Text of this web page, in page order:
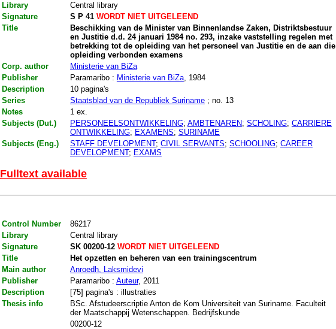
Library
Central library
Signature
S P 41WORDT NIET UITGELEEND
Title
Beschikking van de Minister van Binnenlandse Zaken, Distriktsbestuur
en Justitie d.d. 24 januari 1984 no. 293, inzake vaststelling regelen met
betrekking tot de opleiding van het personeel van Justitie en de aan die
opleiding verbonden examens
Corp. author
Ministerie van BiZa
Publisher
Paramaribo : Ministerie van BiZa, 1984
Description
10 pagina's
Series
Staatsblad van de Republiek Suriname; no. 13
Notes
1 ex.
Subjects (Dut.)
PERSONEELSONTWIKKELING; AMBTENAREN; SCHOLING; CARRIERE
ONTWIKKELING; EXAMENS; SURINAME
Subjects (Eng.)
STAFF DEVELOPMENT; CIVIL SERVANTS; SCHOOLING; CAREER
DEVELOPMENT; EXAMS
Fulltext available
Control Number
86217
Library
Central library
Signature
SK 00200-12WORDT NIET UITGELEEND
Title
Het opzetten en beheren van een trainingscentrum
Main author
Anroedh, Laksmidevi
Publisher
Paramaribo : Auteur, 2011
Description
[75] pagina's : illustraties
Thesis info
BSc. Afstudeerscriptie Anton de Kom Universiteit van Suriname. Faculteit
der Maatschappij Wetenschappen. Bedrijfskunde
00200-12